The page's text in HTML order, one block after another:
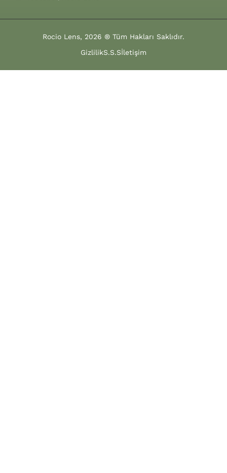
Rocio Lens, 2026 ® Tüm Hakları Saklıdır.
GizlilikS.S.Sİletişim